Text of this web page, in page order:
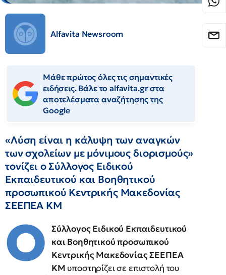
Alfavita Newsroom
Μάθε πρώτος όλες τις σημαντικές
ειδήσεις. Βάλε το alfavita.gr στα
αποτελέσματα αναζήτησης της
Google
«Λύση είναι η κάλυψη των αναγκών
των σχολείων με μόνιμους διορισμούς»
τονίζει ο Σύλλογος Ειδικού
Εκπαιδευτικού και Βοηθητικού
προσωπικού Κεντρικής Μακεδονίας
ΣΕΕΠΕΑ ΚΜ
O Σύλλογος Ειδικού Εκπαιδευτικού
και Βοηθητικού προσωπικού
Κεντρικής Μακεδονίας ΣΕΕΠΕΑ
ΚΜ υποστηρίζει σε επιστολή του